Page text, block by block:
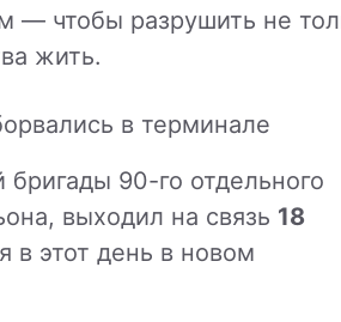
— чтобы разрушить не
жить.
в терминале
90-го отдельного
выходил на связь 18
в этот день в новом